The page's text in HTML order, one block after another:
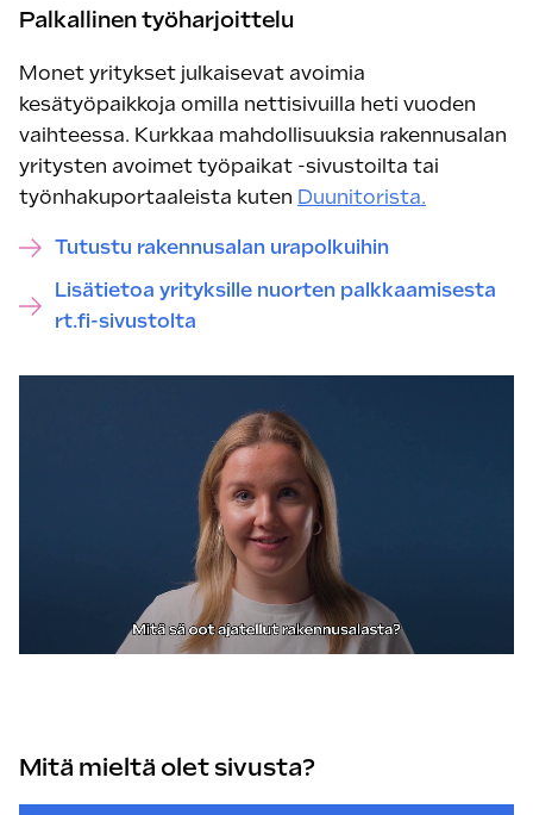
Palkallinen työharjoittelu
Monet yritykset julkaisevat avoimia
kesätyöpaikkoja omilla nettisivuilla heti vuoden
vaihteessa. Kurkkaa mahdollisuuksia rakennusalan
yritysten avoimet työpaikat -sivustoilta tai
työnhakuportaaleista kuten Duunitorista.
Tutustu rakennusalan urapolkuihin
Lisätietoa yrityksille nuorten palkkaamisesta
rt.fi-sivustolta
Mitä mieltä olet sivusta?